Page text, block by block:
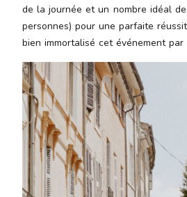
de la journée et un nombre idéal
personnes) pour une parfaite
bien immortalisé cet événement